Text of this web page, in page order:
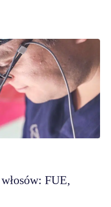
FUE,